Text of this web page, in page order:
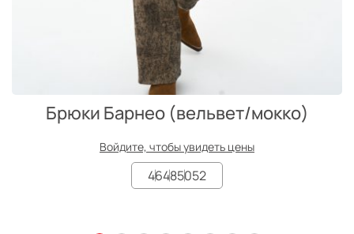
Брюки Барнео (вельвет/мокко)
Войдите, чтобы увидеть цены
46485052